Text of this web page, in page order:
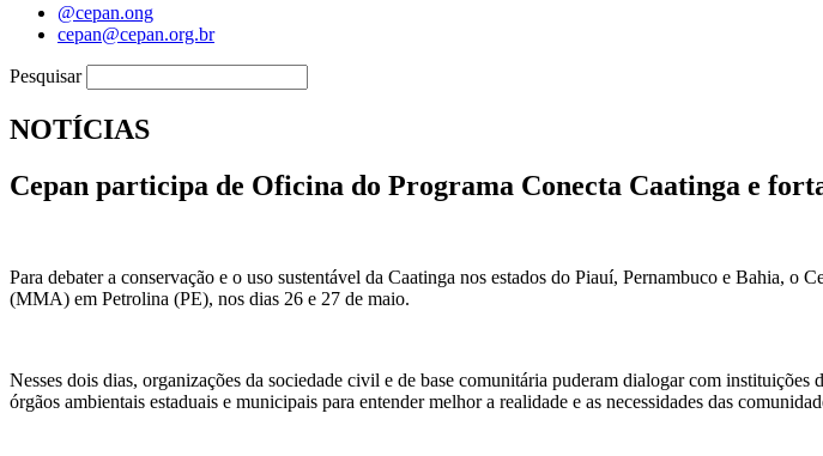
@cepan.ong
cepan@cepan.org.br
Pesquisar
NOTÍCIAS
Cepan participa de Oficina do Programa Conecta Caatinga e
Para debater a conservação e o uso sustentável da Caatinga nos estados do Piauí, Pernambuco e Bahia,
(MMA) em Petrolina (PE), nos dias 26 e 27 de maio.
Nesses dois dias, organizações da sociedade civil e de base comunitária puderam dialogar com
órgãos ambientais estaduais e municipais para entender melhor a realidade e as necessidades das